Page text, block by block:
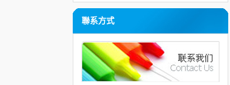
聯系方式